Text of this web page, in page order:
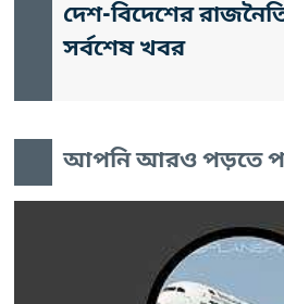
দেশ-বিদেশের
সর্বশেষ খবর
আপনি আরও পড়তে